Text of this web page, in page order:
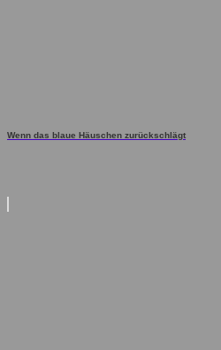
Wenn das blaue Häuschen zurückschlägt